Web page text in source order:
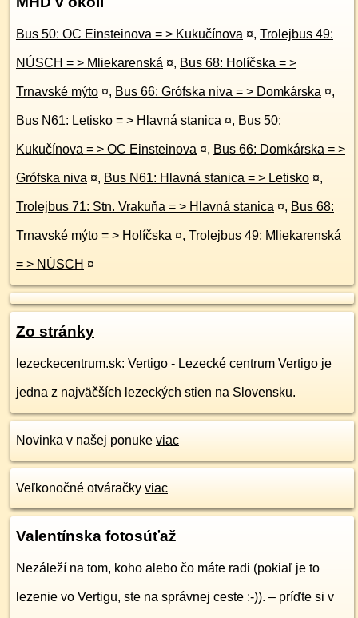
Bus 50: OC Einsteinova = > Kukučínova ¤, Trolejbus 49:
NÚSCH = > Mliekarenská ¤, Bus 68: Holíčska = >
Trnavské mýto ¤, Bus 66: Grófska niva = > Domkárska ¤,
Bus N61: Letisko = > Hlavná stanica ¤, Bus 50:
Kukučínova = > OC Einsteinova ¤, Bus 66: Domkárska = >
Grófska niva ¤, Bus N61: Hlavná stanica = > Letisko ¤,
Trolejbus 71: Stn. Vrakuňa = > Hlavná stanica ¤, Bus 68:
Trnavské mýto = > Holíčska ¤, Trolejbus 49: Mliekarenská
= > NÚSCH ¤
Zo stránky
lezeckecentrum.sk: Vertigo - Lezecké centrum Vertigo je
jedna z najväčších lezeckých stien na Slovensku.
Novinka v našej ponuke viac
Veľkonočné otváračky viac
Valentínska fotosúťaž
Nezáleží na tom, koho alebo čo máte radi (pokiaľ je to
lezenie vo Vertigu, ste na správnej ceste :-)). – príďte si v